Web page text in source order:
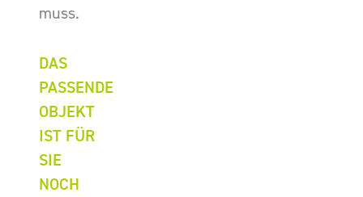
muss.
DAS
PASSENDE
OBJEKT
IST FÜR
SIE
NOCH